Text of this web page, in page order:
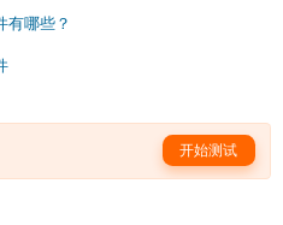
有哪些？
开始测试